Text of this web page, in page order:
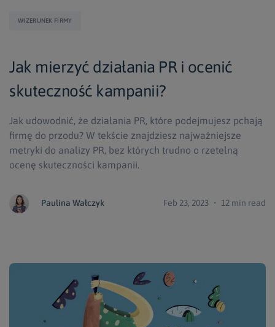
WIZERUNEK FIRMY
Jak mierzyć działania PR i ocenić
skuteczność kampanii?
Jak udowodnić, że działania PR, które podejmujesz pchają
firmę do przodu? W tekście znajdziesz najważniejsze
metryki do analizy PR, bez których trudno o rzetelną
ocenę skuteczności kampanii.
Paulina Wałczyk Feb 23, 2023 ・ 12 min read